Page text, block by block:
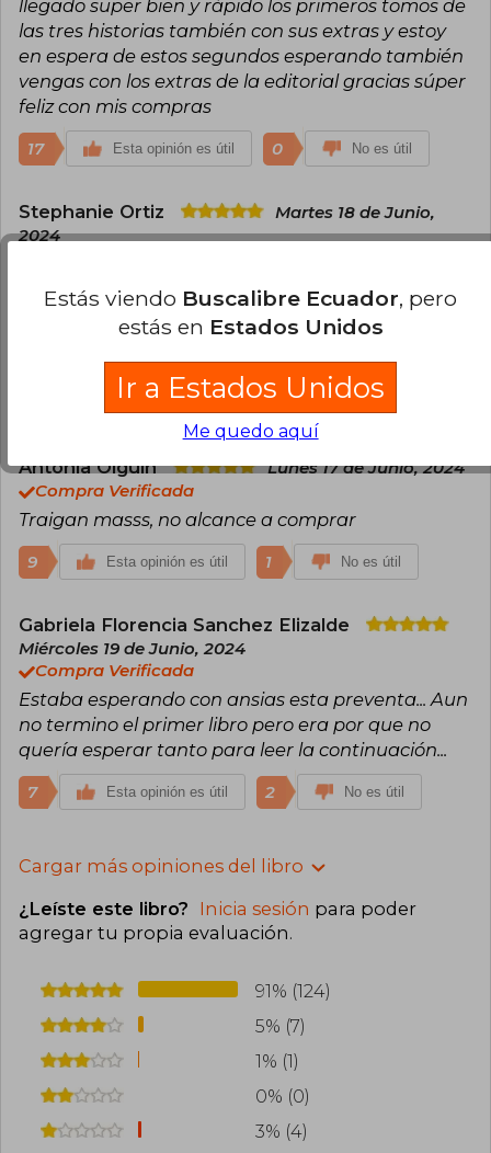
llegado super bien y rápido los primeros tomos de
las tres historias también con sus extras y estoy
en espera de estos segundos esperando también
vengas con los extras de la editorial gracias súper
feliz con mis compras
17 Esta opinión es útil 0 No es útil
Stephanie Ortiz
Martes 18 de Junio,
2024
Muchas gracias por esta oportunidad. Gracias a
Norma Editorial y a buscalibre por darme la
facilidad de obtener esta bella novela en
castellano, gracias por su esfuerzo.
Antonia Olguín
Lunes 17 de Junio, 2024
Compra Verificada
Traigan masss, no alcance a comprar
9 Esta opinión es útil 1 No es útil
Gabriela Florencia Sanchez Elizalde
Miércoles 19 de Junio, 2024
Compra Verificada
Estaba esperando con ansias esta preventa... Aun
no termino el primer libro pero era por que no
quería esperar tanto para leer la continuación...
7 Esta opinión es útil 2 No es útil
Cargar más opiniones del libro
¿Leíste este libro? Inicia sesión para poder
agregar tu propia evaluación.
91% (124)
5% (7)
1% (1)
0% (0)
3% (4)
Estás viendo Buscalibre Ecuador, pero
estás en Estados Unidos
Ir a Estados Unidos
Me quedo aquí